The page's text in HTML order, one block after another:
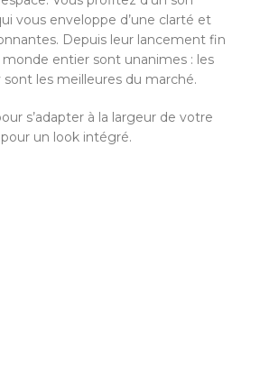
vous enveloppe d’une clarté et
Depuis leur lancement fin
monde entier sont unanimes : les
sont les meilleures du marché.
s’adapter à la largeur de votre
un look intégré.